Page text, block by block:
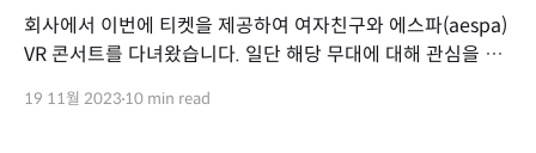
회사에서 이번에 티켓을 제공하여 여자친구와 에스파(aespa)
VR 콘서트를 다녀왔습니다. 일단 해당 무대에 대해 관심을 가
즈니스 에 대한 높은 관심 2. AR/VR에 대한 최근 경험(유니버
19 11월 2023 10 min read